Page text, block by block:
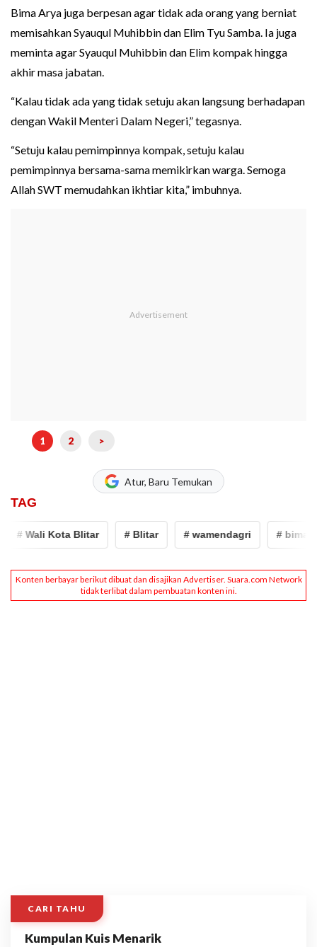
Bima Arya juga berpesan agar tidak ada orang yang berniat
memisahkan Syauqul Muhibbin dan Elim Tyu Samba. Ia juga
meminta agar Syauqul Muhibbin dan Elim kompak hingga
akhir masa jabatan.
“Kalau tidak ada yang tidak setuju akan langsung berhadapan
dengan Wakil Menteri Dalam Negeri,” tegasnya.
“Setuju kalau pemimpinnya kompak, setuju kalau
pemimpinnya bersama-sama memikirkan warga. Semoga
Allah SWT memudahkan ikhtiar kita,” imbuhnya.
1 2 >
Atur, Baru Temukan
TAG
# Wali Kota Blitar # Blitar # wamendagri # bima
CARI TAHU
Kumpulan Kuis Menarik